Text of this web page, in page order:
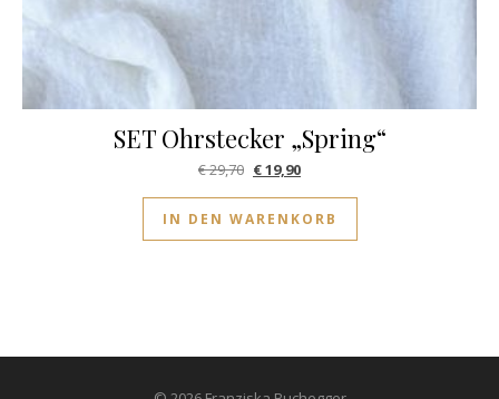
SET Ohrstecker „Spring“
€29,70 Ursprünglicher Preis war: € 29,70
€19,90Aktueller Preis ist: € 19,90.
IN DEN WARENKORB